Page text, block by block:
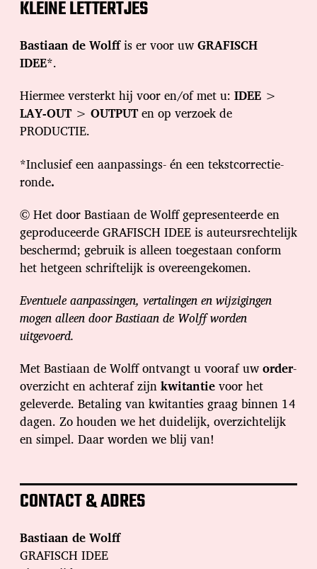
KLEINE LETTERTJES
Bastiaan de Wolffis er voor uwGRAFISCH
IDEE*.
Hiermee versterkt hij voor en/of met u: IDEE >
LAY-OUT > OUTPUTen op verzoek de
PRODUCTIE.
*Inclusief een aanpassings- én een tekstcorrectie-
ronde.
© Het door Bastiaan de Wolff gepresenteerde en
geproduceerde GRAFISCH IDEE is auteursrechtelijk
beschermd; gebruik is alleen toegestaan conform
het hetgeen schriftelijk is overeengekomen.
Eventuele aanpassingen, vertalingen en wijzigingen
mogen alleen door Bastiaan de Wolff worden
uitgevoerd.
Met Bastiaan de Wolff ontvangt u vooraf uworder-
overzicht en achteraf zijnkwitantievoor het
geleverde. Betaling van kwitanties graag binnen 14
dagen. Zo houden we het duidelijk, overzichtelijk
en simpel. Daar worden we blij van!
CONTACT & ADRES
Bastiaan de Wolff
GRAFISCH IDEE